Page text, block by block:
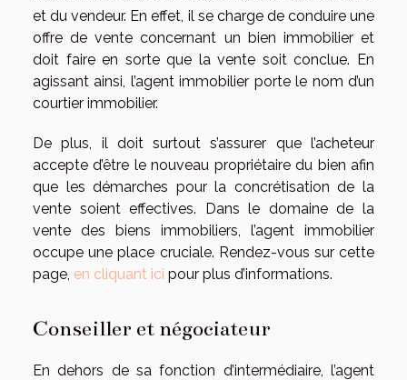
et du vendeur. En effet, il se charge de conduire une
offre de vente concernant un bien immobilier et
doit faire en sorte que la vente soit conclue. En
agissant ainsi, l’agent immobilier porte le nom d’un
courtier immobilier.
De plus, il doit surtout s’assurer que l’acheteur
accepte d’être le nouveau propriétaire du bien afin
que les démarches pour la concrétisation de la
vente soient effectives. Dans le domaine de la
vente des biens immobiliers, l’agent immobilier
occupe une place cruciale. Rendez-vous sur cette
page, en cliquant ici pour plus d’informations.
Conseiller et négociateur
En dehors de sa fonction d’intermédiaire, l’agent